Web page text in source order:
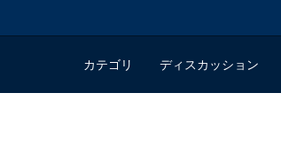
カテゴリ ディスカッション